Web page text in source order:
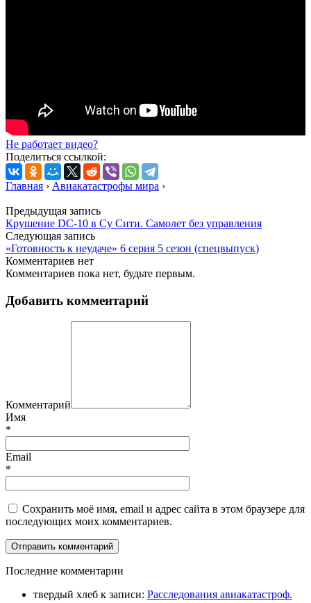
Не работает видео?
Поделиться ссылкой:
Главная › Авиакатастрофы мира ›
Предыдущая запись
Крушение DC-10 в Су Сити. Самолет без управления
Следующая запись
«Готовность к неудаче» 6 серия 5 сезон (спецвыпуск)
Комментариев нет
Комментариев пока нет, будьте первым.
Добавить комментарий
Комментарий
Имя
*
Email
*
Сохранить моё имя, email и адрес сайта в этом браузере для
последующих моих комментариев.
Последние комментарии
твердый хлеб к записи: Расследования авиакатастроф.